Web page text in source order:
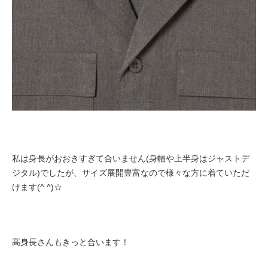
私は身長がおおきすぎて合いません(身幅や上半身はジャストデ
ジタル)でしたが、サイズ展開豊富なので様々な方に着ていただ
けます(^ ^)☆
高身長さんもきっと合います！